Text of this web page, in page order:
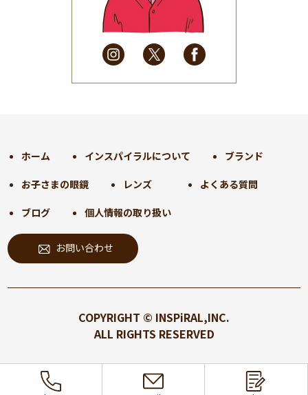
2025年4月
(32)
2025年3月(31)
2025年2月
(28)
2024年9月(30)
2024年7月(31)
2024年6月(30)
2024年5月
2024年4月 (32)
2024年2月(31)
2024年1月(45)
2023年12月(31)
(31)
(32)
ホーム インスパイラルについて ブランド
お子さまの眼鏡 レンズ よくある質問
ブログ 個人情報の取り扱い
お問い合わせ
COPYRIGHT © INSPiRAL,INC.
ALL RIGHTS RESERVED